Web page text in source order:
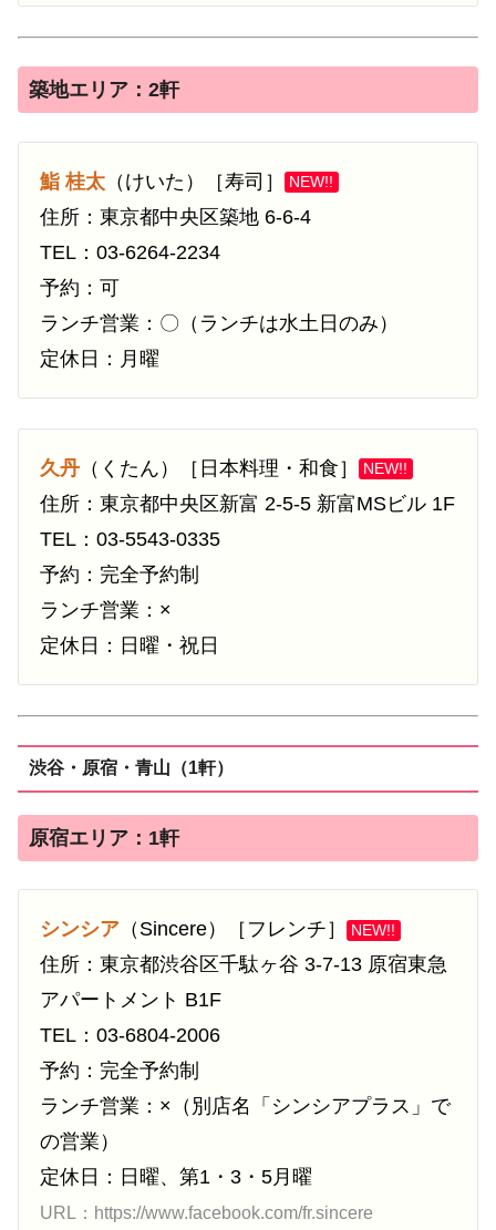
築地エリア：2軒
鮨 桂太 （けいた）［寿司］ NEW!!
住所：東京都中央区築地 6-6-4
TEL：03-6264-2234
予約：可
ランチ営業：〇（ランチは水土日のみ）
定休日：月曜
久丹 （くたん）［日本料理・和食］ NEW!!
住所：東京都中央区新富 2-5-5 新富MSビル 1F
TEL：03-5543-0335
予約：完全予約制
ランチ営業：×
定休日：日曜・祝日
渋谷・原宿・青山（1軒）
原宿エリア：1軒
シンシア （Sincere）［フレンチ］ NEW!!
住所：東京都渋谷区千駄ヶ谷 3-7-13 原宿東急
アパートメント B1F
TEL：03-6804-2006
予約：完全予約制
ランチ営業：×（別店名「シンシアプラス」で
の営業）
定休日：日曜、第1・3・5月曜
URL：https://www.facebook.com/fr.sincere